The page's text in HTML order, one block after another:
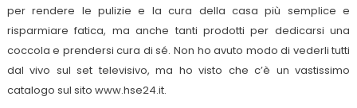
per rendere le pulizie e la cura della casa più semplice e
risparmiare fatica, ma anche tanti prodotti per dedicarsi una
coccola e prendersi cura di sé. Non ho avuto modo di vederli tutti
dal vivo sul set televisivo, ma ho visto che c’è un vastissimo
catalogo sul sito www.hse24.it.